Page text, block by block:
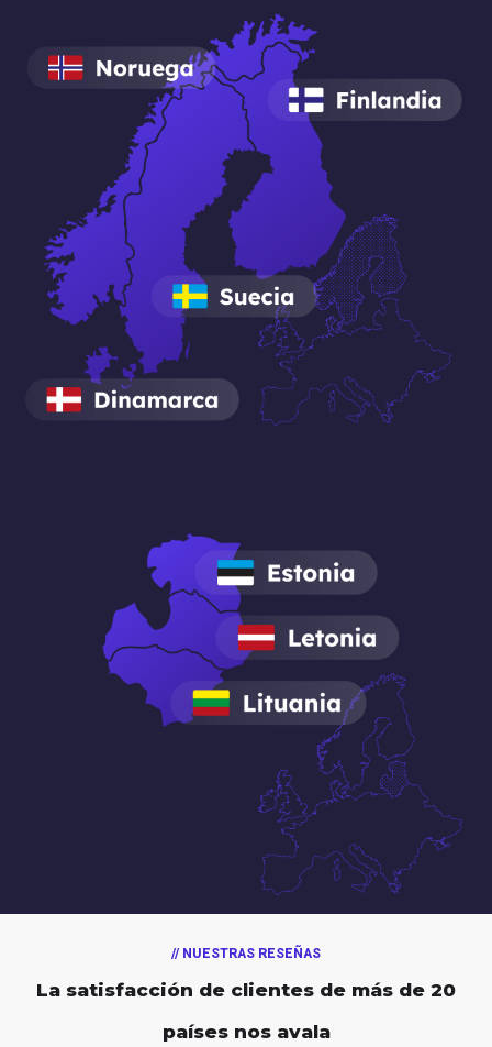
// NUESTRAS RESEÑAS
La satisfacción de clientes de más de 20
países nos avala